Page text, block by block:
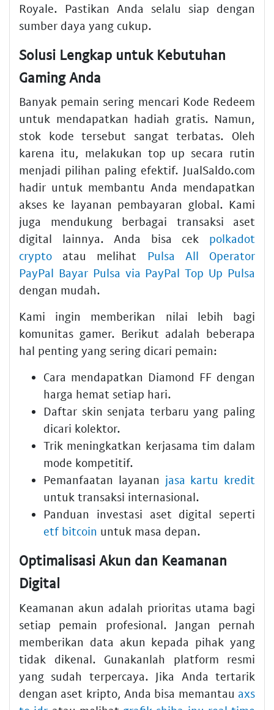
Royale. Pastikan Anda selalu siap dengan
sumber daya yang cukup.
Solusi Lengkap untuk Kebutuhan
Gaming Anda
Banyak pemain sering mencari Kode Redeem
untuk mendapatkan hadiah gratis. Namun,
stok kode tersebut sangat terbatas. Oleh
karena itu, melakukan top up secara rutin
menjadi pilihan paling efektif. JualSaldo.com
hadir untuk membantu Anda mendapatkan
akses ke layanan pembayaran global. Kami
juga mendukung berbagai transaksi aset
digital lainnya. Anda bisa cek polkadot
crypto atau melihat Pulsa All Operator
PayPal Bayar Pulsa via PayPal Top Up Pulsa
dengan mudah.
Kami ingin memberikan nilai lebih bagi
komunitas gamer. Berikut adalah beberapa
hal penting yang sering dicari pemain:
Cara mendapatkan Diamond FF dengan
harga hemat setiap hari.
Daftar skin senjata terbaru yang paling
dicari kolektor.
Trik meningkatkan kerjasama tim dalam
mode kompetitif.
Pemanfaatan layanan jasa kartu kredit
untuk transaksi internasional.
Panduan investasi aset digital seperti
etf bitcoin untuk masa depan.
Optimalisasi Akun dan Keamanan
Digital
Keamanan akun adalah prioritas utama bagi
setiap pemain profesional. Jangan pernah
memberikan data akun kepada pihak yang
tidak dikenal. Gunakanlah platform resmi
yang sudah terpercaya. Jika Anda tertarik
dengan aset kripto, Anda bisa memantau axs